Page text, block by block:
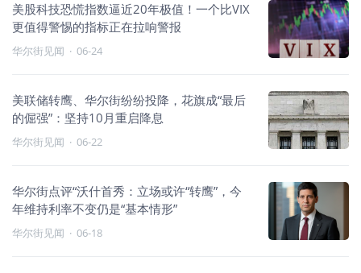
美股科技恐慌指数逼近20年极值！一个比VIX
更值得警惕的指标正在拉响警报
华尔街见闻 · 06-24
美联储转鹰、华尔街纷纷投降，花旗成“最后
的倔强”：坚持10月重启降息
华尔街见闻 · 06-22
华尔街点评“沃什首秀：立场或许“转鹰”，今
年维持利率不变仍是“基本情形”
华尔街见闻 · 06-18